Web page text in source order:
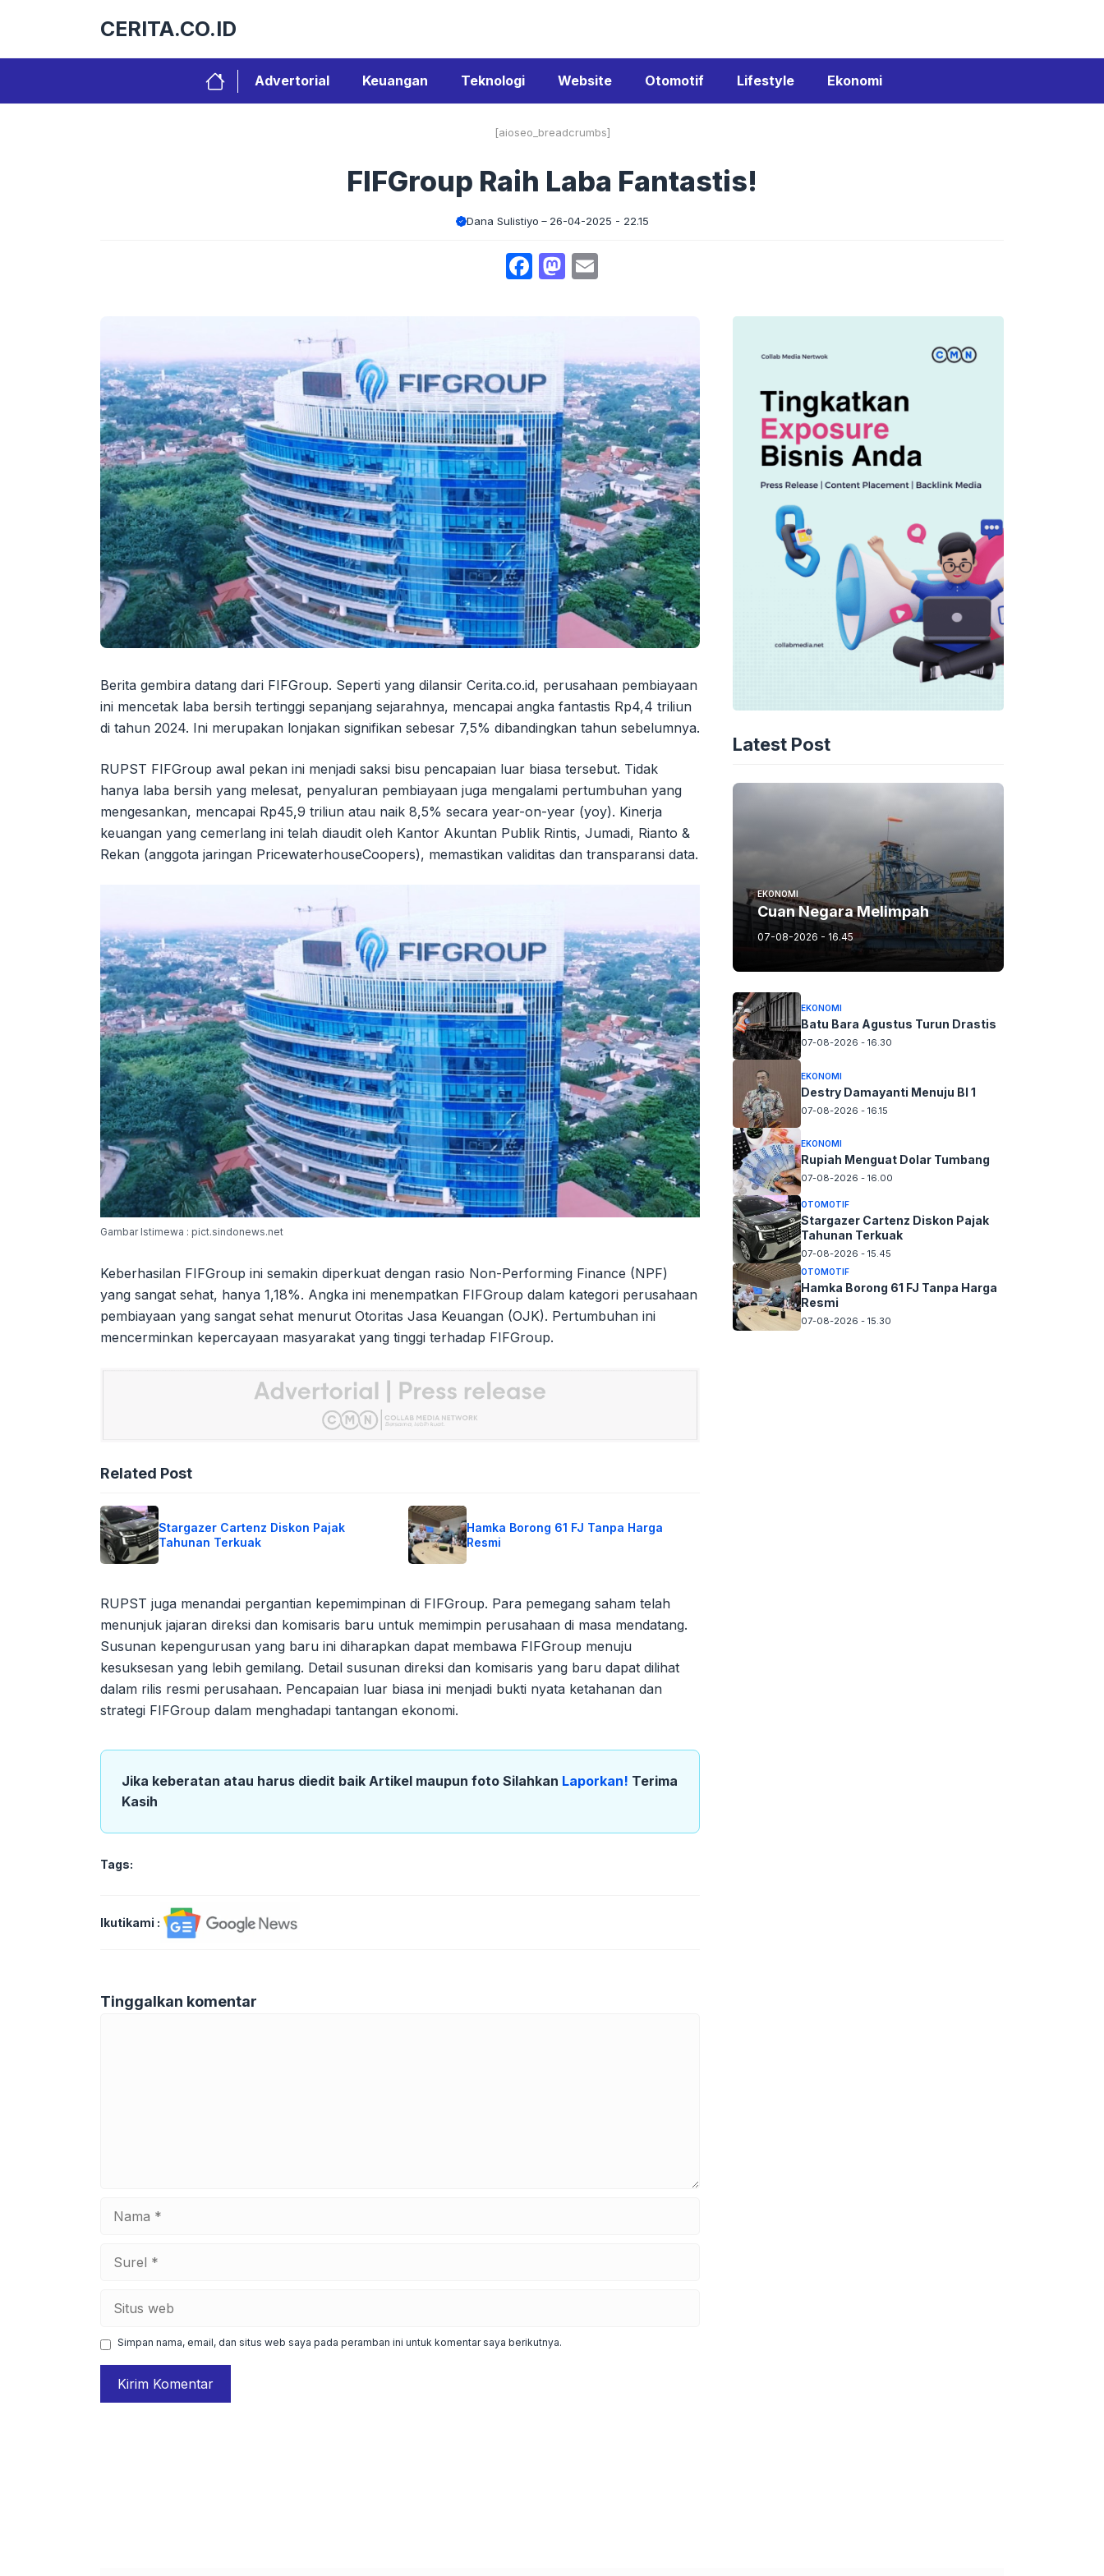
CERITA.CO.ID
Advertorial Keuangan Teknologi Website Otomotif Lifestyle Ekonomi
[aioseo_breadcrumbs]
FIFGroup Raih Laba Fantastis!
Dana Sulistiyo 26-04-2025 - 22.15
Facebook
Mastodon
Berita gembira datang dari FIFGroup. Seperti yang dilansir Cerita.co.id, perusahaan pembiayaan
ini mencetak laba bersih tertinggi sepanjang sejarahnya, mencapai angka fantastis Rp4,4 triliun
di tahun 2024. Ini merupakan lonjakan signifikan sebesar 7,5% dibandingkan tahun sebelumnya.
RUPST FIFGroup awal pekan ini menjadi saksi bisu pencapaian luar biasa tersebut. Tidak
hanya laba bersih yang melesat, penyaluran pembiayaan juga mengalami pertumbuhan yang
mengesankan, mencapai Rp45,9 triliun atau naik 8,5% secara year-on-year (yoy). Kinerja
keuangan yang cemerlang ini telah diaudit oleh Kantor Akuntan Publik Rintis, Jumadi, Rianto &
Rekan (anggota jaringan PricewaterhouseCoopers), memastikan validitas dan transparansi data.
Gambar Istimewa : pict.sindonews.net
Keberhasilan FIFGroup ini semakin diperkuat dengan rasio Non-Performing Finance (NPF)
yang sangat sehat, hanya 1,18%. Angka ini menempatkan FIFGroup dalam kategori perusahaan
pembiayaan yang sangat sehat menurut Otoritas Jasa Keuangan (OJK). Pertumbuhan ini
mencerminkan kepercayaan masyarakat yang tinggi terhadap FIFGroup.
Related Post
Stargazer Cartenz Diskon Pajak
Tahunan Terkuak
Hamka Borong 61 FJ Tanpa Harga
Resmi
RUPST juga menandai pergantian kepemimpinan di FIFGroup. Para pemegang saham telah
menunjuk jajaran direksi dan komisaris baru untuk memimpin perusahaan di masa mendatang.
Susunan kepengurusan yang baru ini diharapkan dapat membawa FIFGroup menuju
kesuksesan yang lebih gemilang. Detail susunan direksi dan komisaris yang baru dapat dilihat
dalam rilis resmi perusahaan. Pencapaian luar biasa ini menjadi bukti nyata ketahanan dan
strategi FIFGroup dalam menghadapi tantangan ekonomi.
Jika keberatan atau harus diedit baik Artikel maupun foto Silahkan Laporkan! Terima
Kasih
Tags:
Ikutikami :
Tinggalkan komentar
web
Simpan nama, email, dan situs web saya pada peramban ini untuk komentar saya berikutnya.
Latest Post
EKONOMI
Cuan Negara Melimpah
07-08-2026 - 16.45
EKONOMI
Batu Bara Agustus Turun Drastis
07-08-2026 - 16.30
EKONOMI
Destry Damayanti Menuju BI 1
07-08-2026 - 16.15
EKONOMI
Rupiah Menguat Dolar Tumbang
07-08-2026 - 16.00
OTOMOTIF
Stargazer Cartenz Diskon Pajak
Tahunan Terkuak
07-08-2026 - 15.45
OTOMOTIF
Hamka Borong 61 FJ Tanpa Harga
Resmi
07-08-2026 - 15.30